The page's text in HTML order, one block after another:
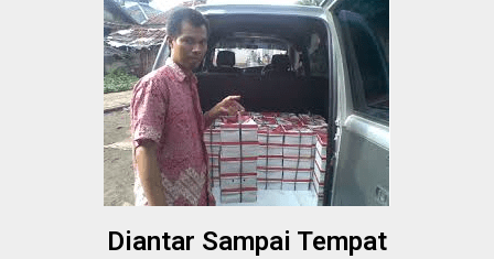
Diantar Sampai Tempat